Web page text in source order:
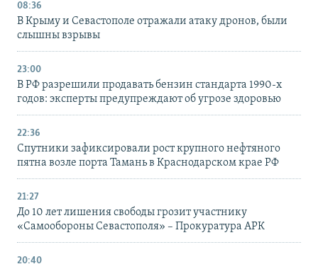
08:36
В Крыму и Севастополе отражали атаку дронов, были
слышны взрывы
23:00
В РФ разрешили продавать бензин стандарта 1990-х
годов: эксперты предупреждают об угрозе здоровью
22:36
Спутники зафиксировали рост крупного нефтяного
пятна возле порта Тамань в Краснодарском крае РФ
21:27
До 10 лет лишения свободы грозит участнику
«Самообороны Севастополя» – Прокуратура АРК
20:40